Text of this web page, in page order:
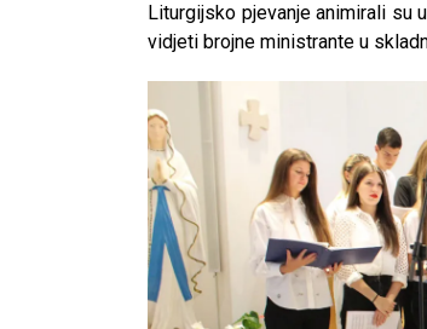
Liturgijsko pjevanje animirali su
vidjeti brojne ministrante u